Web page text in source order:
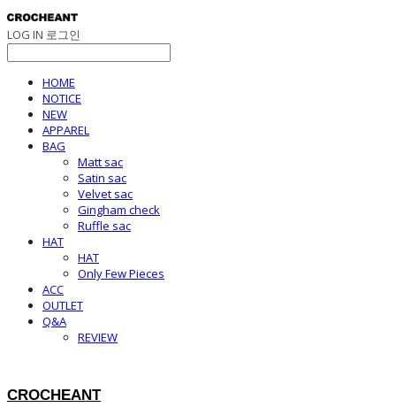
LOG IN 로그인
HOME
NOTICE
NEW
APPAREL
BAG
Matt sac
Satin sac
Velvet sac
Gingham check
Ruffle sac
HAT
HAT
Only Few Pieces
ACC
OUTLET
Q&A
REVIEW
CROCHEANT